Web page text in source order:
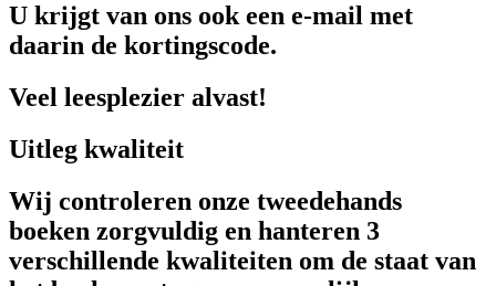
U krijgt van ons ook een e-mail met
daarin de kortingscode.
Veel leesplezier alvast!
Uitleg kwaliteit
Wij controleren onze tweedehands
boeken zorgvuldig en hanteren 3
verschillende kwaliteiten om de staat van